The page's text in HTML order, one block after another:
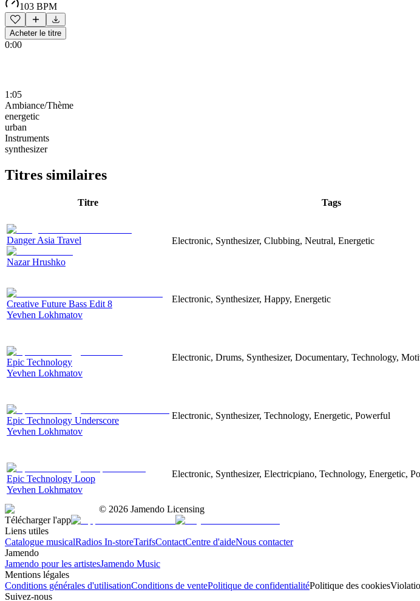
103 BPM
Acheter le titre
0:00
1:05
Ambiance/Thème
energetic
urban
Instruments
synthesizer
Titres similaires
Titre Tags
Danger Asia Travel
Nazar Hrushko
Electronic, Synthesizer, Clubbing, Neutral, Energetic
Creative Future Bass Edit 8
Yevhen Lokhmatov
Electronic, Synthesizer, Happy, Energetic
Epic Technology
Yevhen Lokhmatov
Electronic, Drums, Synthesizer, Documentary, Technology,
Epic Technology Underscore
Yevhen Lokhmatov
Electronic, Synthesizer, Technology, Energetic, Powerful
Epic Technology Loop
Yevhen Lokhmatov
Electronic, Synthesizer, Electricpiano, Technology, Energetic,
© 2026 Jamendo Licensing
Télécharger l'app
Liens utiles
Catalogue musicalRadios In-storeTarifsContactCentre d'aideNous contacter
Jamendo
Jamendo pour les artistesJamendo Music
Mentions légales
Conditions générales d'utilisationConditions de ventePolitique de confidentialitéPolitique des cookies
Suivez-nous